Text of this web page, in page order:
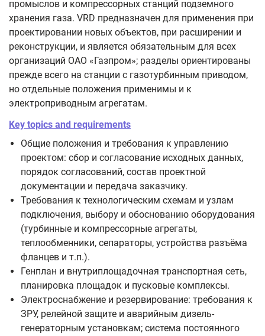
промыслов и компрессорных станций подземного
хранения газа. VRD предназначен для применения при
проектировании новых объектов, при расширении и
реконструкции, и является обязательным для всех
организаций ОАО «Газпром»; разделы ориентированы
прежде всего на станции с газотурбинным приводом,
но отдельные положения применимы и к
электроприводным агрегатам.
Key topics and requirements
Общие положения и требования к управлению
проектом: сбор и согласование исходных данных,
порядок согласований, состав проектной
документации и передача заказчику.
Требования к технологическим схемам и узлам
подключения, выбору и обоснованию оборудования
(турбинные и компрессорные агрегаты,
теплообменники, сепараторы, устройства разъёма
фланцев и т.п.).
Генплан и внутриплощадочная транспортная сеть,
планировка площадок и пусковые комплексы.
Электроснабжение и резервирование: требования к
ЗРУ, релейной защите и аварийным дизель-
генераторным установкам; система постоянного